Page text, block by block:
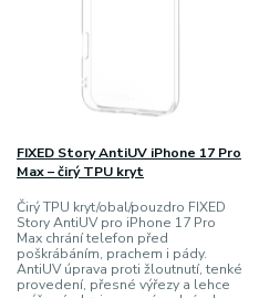
FIXED Story AntiUV iPhone 17 Pro
Max – čirý TPU kryt
Čirý TPU kryt/obal/pouzdro FIXED
Story AntiUV pro iPhone 17 Pro
Max chrání telefon před
poškrábáním, prachem i pády.
AntiUV úprava proti žloutnutí, tenké
provedení, přesné výřezy a lehce